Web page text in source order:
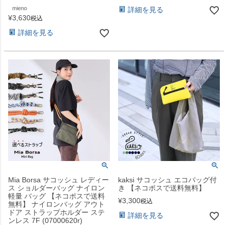
mieno
¥3,630税込
詳細を見る
詳細を見る
Mia Borsa サコッシュ レディー
ス ショルダーバッグ ナイロン
軽量 バッグ 【ネコポスで送料
無料】 ナイロンバッグ アウト
ドア ストラップホルダー ステ
ンレス 7F (07000620r)
kaksi サコッシュ エコバッグ付
き 【ネコポスで送料無料】
¥3,300税込
詳細を見る